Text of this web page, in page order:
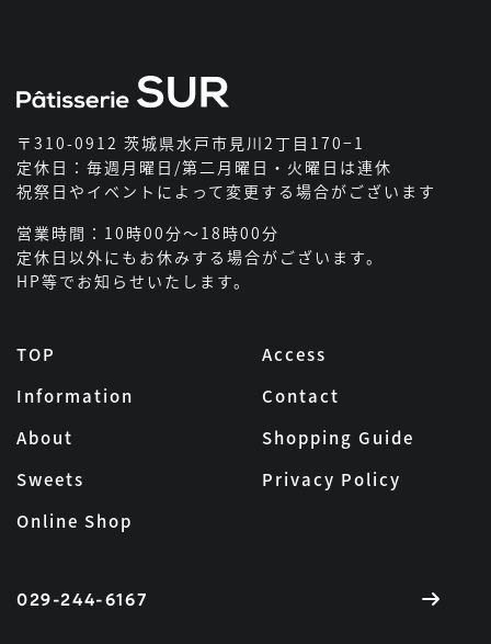
〒310-0912 茨城県水戸市見川2丁目170−1
定休日：毎週月曜日/第二月曜日・火曜日は連休
祝祭日やイベントによって変更する場合がございます
営業時間：10時00分～18時00分
定休日以外にもお休みする場合がございます。
HP等でお知らせいたします。
TOP
Information
About
Sweets
Online Shop
Access
Contact
Shopping Guide
Privacy Policy
029-244-6167